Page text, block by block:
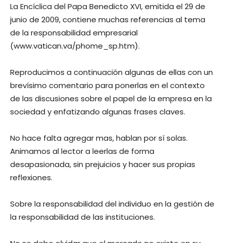
La Encíclica del Papa Benedicto XVI, emitida el 29 de
junio de 2009, contiene muchas referencias al tema
de la responsabilidad empresarial
(www.vatican.va/phome_sp.htm).
Reproducimos a continuación algunas de ellas con un
brevísimo comentario para ponerlas en el contexto
de las discusiones sobre el papel de la empresa en la
sociedad y enfatizando algunas frases claves.
No hace falta agregar mas, hablan por sí solas.
Animamos al lector a leerlas de forma
desapasionada, sin prejuicios y hacer sus propias
reflexiones.
Sobre la responsabilidad del individuo en la gestión de
la responsabilidad de las instituciones.